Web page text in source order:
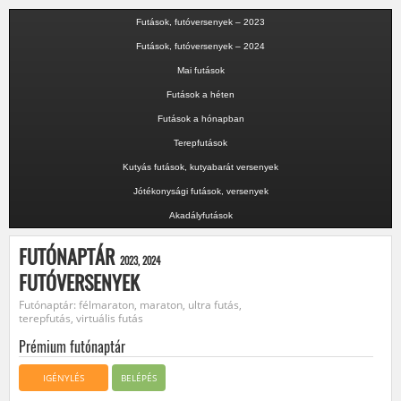
Futások, futóversenyek – 2023
Futások, futóversenyek – 2024
Mai futások
Futások a héten
Futások a hónapban
Terepfutások
Kutyás futások, kutyabarát versenyek
Jótékonysági futások, versenyek
Akadályfutások
FUTÓNAPTÁR 2023, 2024
FUTÓVERSENYEK
Futónaptár: félmaraton, maraton, ultra futás,
terepfutás, virtuális futás
Prémium futónaptár
IGÉNYLÉS BELÉPÉS